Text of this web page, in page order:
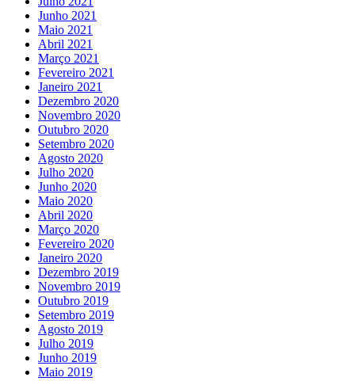
Junho 2021
Maio 2021
Abril 2021
Março 2021
Fevereiro 2021
Janeiro 2021
Dezembro 2020
Novembro 2020
Outubro 2020
Setembro 2020
Agosto 2020
Julho 2020
Junho 2020
Maio 2020
Abril 2020
Março 2020
Fevereiro 2020
Janeiro 2020
Dezembro 2019
Novembro 2019
Outubro 2019
Setembro 2019
Agosto 2019
Julho 2019
Junho 2019
Maio 2019